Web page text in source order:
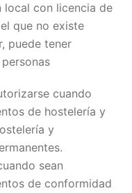
local con licencia de
que no existe
puede tener
cuando
de hostelería y
y
sean
de conformidad